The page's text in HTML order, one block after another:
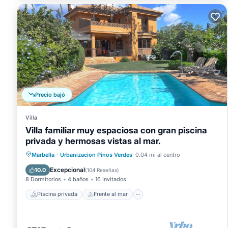
constantemente excelentes experiencias para sus
sus amigos y algunos son invitados repetidos. Villa tiene
visitar. Si quieres aprender más sobre el Villa en Marbella,
continuación para obtener más información.
Número de licencia : VFT/MA/13189
Precio bajó
Villa
Villa familiar muy espaciosa con gran piscina
privada y hermosas vistas al mar.
Marbella · Urbanizacion Pinos Verdes 0.04 mi al centro
10.0 Excepcional(104 Reseñas)
8 Dormitorios 4 baños 16 Invitados
Piscina privada Frente al mar
Piscina privada
Frente al mar
Chimenea/Calefacción